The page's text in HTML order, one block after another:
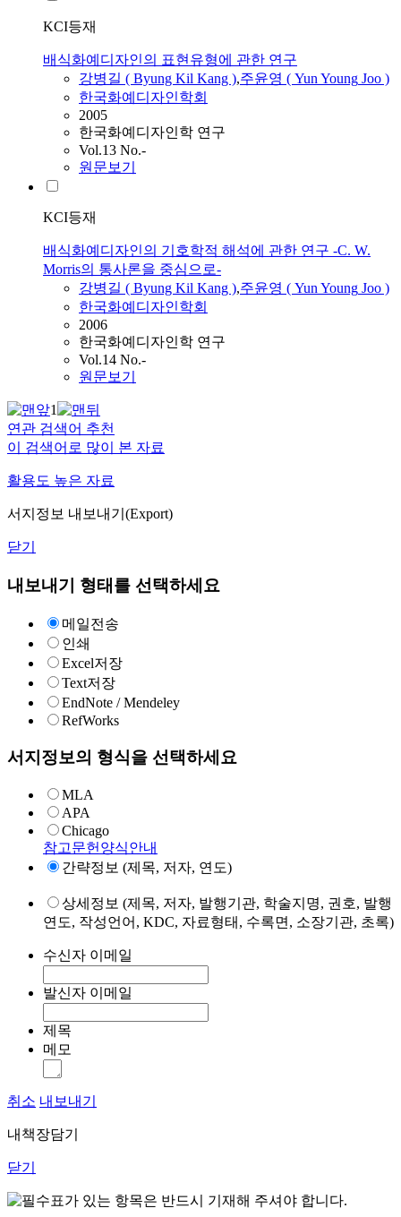
KCI등재
배식화예디자인의 표현유형에 관한 연구
강병길 ( Byung Kil Kang ),주윤영 ( YunYoung Joo )
한국화예디자인학회
2005
한국화예디자인학 연구
Vol.13 No.-
원문보기
KCI등재
배식화예디자인의 기호학적 해석에 관한 연구 -C. W.
Morris의 통사론을 중심으로-
강병길 ( Byung Kil Kang ),주윤영 ( YunYoung Joo )
한국화예디자인학회
2006
한국화예디자인학 연구
Vol.14 No.-
원문보기
1
연관 검색어 추천
이 검색어로 많이 본 자료
활용도 높은 자료
서지정보 내보내기(Export)
닫기
내보내기 형태를 선택하세요
메일전송
인쇄
Excel저장
Text저장
EndNote / Mendeley
RefWorks
서지정보의 형식을 선택하세요
MLA
APA
Chicago
참고문헌양식안내
간략정보 (제목, 저자, 연도)
상세정보 (제목, 저자, 발행기관, 학술지명, 권호, 발행
연도, 작성언어, KDC, 자료형태, 수록면, 소장기관, 초록)
수신자 이메일
발신자 이메일
제목
메모
취소 내보내기
내책장담기
닫기
표가 있는 항목은 반드시 기재해 주셔야 합니다.